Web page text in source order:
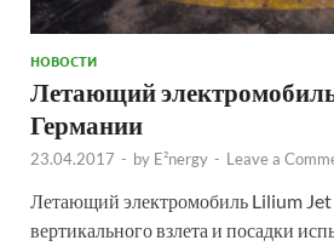
НОВОСТИ
Летающий
Германии
23.04.2017 - by E²nergy - Leave a
Летающий электромобиль Lilium
вертикального взлета и посадки